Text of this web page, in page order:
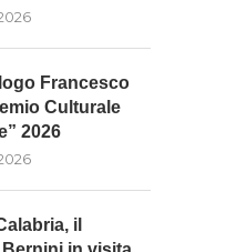
Francesco
Culturale
2026
il